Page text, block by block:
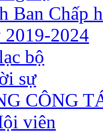
Ban Chấp
2024
bộ
sự
CÔNG
viên